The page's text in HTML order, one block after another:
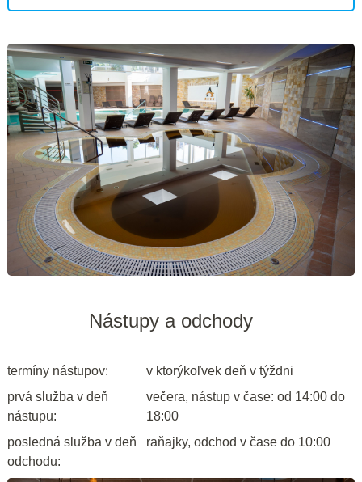
Nástupy a odchody
termíny nástupov:
v ktorýkoľvek deň v týždni
prvá služba v deň
nástupu:
večera, nástup v čase: od 14:00 do
18:00
posledná služba v deň
odchodu:
raňajky, odchod v čase do 10:00